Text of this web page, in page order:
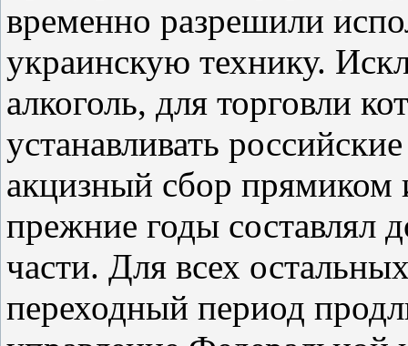
временно разрешили
украинскую технику.
алкоголь, для торговли
устанавливать
акцизный сбор прямиком
прежние годы составлял
части. Для всех
переходный период